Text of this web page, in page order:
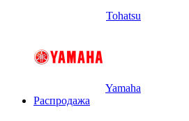
Tohatsu
Yamaha
Распродажа